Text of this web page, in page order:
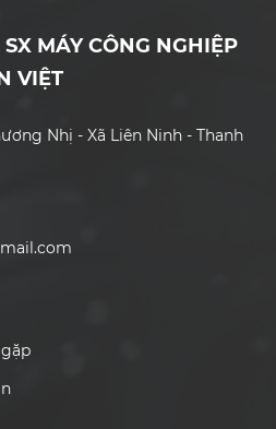
MÁY CÔNG NGHIỆP
VIỆT
Nhị - Xã Liên Ninh - Thanh